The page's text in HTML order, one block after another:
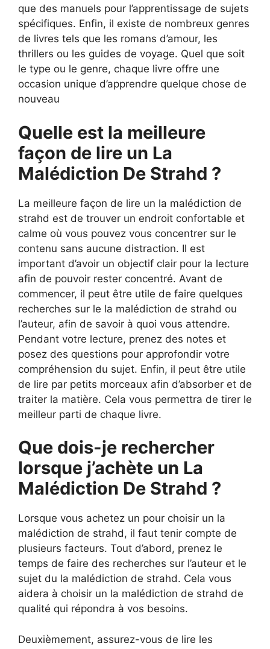
que des manuels pour l’apprentissage de sujets
spécifiques. Enfin, il existe de nombreux genres
de livres tels que les romans d’amour, les
thrillers ou les guides de voyage. Quel que soit
le type ou le genre, chaque livre offre une
occasion unique d’apprendre quelque chose de
nouveau
Quelle est la meilleure
façon de lire un La
Malédiction De Strahd ?
La meilleure façon de lire un la malédiction de
strahd est de trouver un endroit confortable et
calme où vous pouvez vous concentrer sur le
contenu sans aucune distraction. Il est
important d’avoir un objectif clair pour la lecture
afin de pouvoir rester concentré. Avant de
commencer, il peut être utile de faire quelques
recherches sur le la malédiction de strahd ou
l’auteur, afin de savoir à quoi vous attendre.
Pendant votre lecture, prenez des notes et
posez des questions pour approfondir votre
compréhension du sujet. Enfin, il peut être utile
de lire par petits morceaux afin d’absorber et de
traiter la matière. Cela vous permettra de tirer le
meilleur parti de chaque livre.
Que dois-je rechercher
lorsque j’achète un La
Malédiction De Strahd ?
Lorsque vous achetez un pour choisir un la
malédiction de strahd, il faut tenir compte de
plusieurs facteurs. Tout d’abord, prenez le
temps de faire des recherches sur l’auteur et le
sujet du la malédiction de strahd. Cela vous
aidera à choisir un la malédiction de strahd de
qualité qui répondra à vos besoins.
Deuxièmement, assurez-vous de lire les